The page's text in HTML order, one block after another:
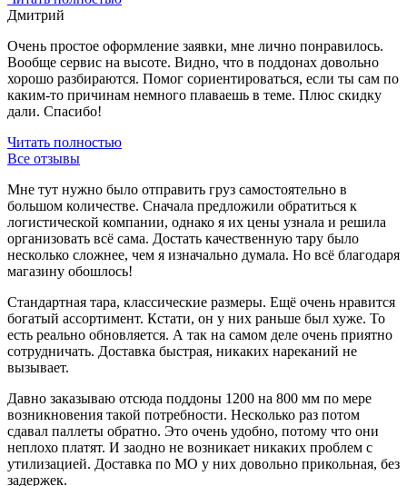
Дмитрий
Очень простое оформление заявки, мне лично понравилось.
Вообще сервис на высоте. Видно, что в поддонах довольно
хорошо разбираются. Помог сориентироваться, если ты сам по
каким-то причинам немного плаваешь в теме. Плюс скидку
дали. Спасибо!
Читать полностью
Все отзывы
Мне тут нужно было отправить груз самостоятельно в
большом количестве. Сначала предложили обратиться к
логистической компании, однако я их цены узнала и решила
организовать всё сама. Достать качественную тару было
несколько сложнее, чем я изначально думала. Но всё благодаря
магазину обошлось!
Стандартная тара, классические размеры. Ещё очень нравится
богатый ассортимент. Кстати, он у них раньше был хуже. То
есть реально обновляется. А так на самом деле очень приятно
сотрудничать. Доставка быстрая, никаких нареканий не
вызывает.
Давно заказываю отсюда поддоны 1200 на 800 мм по мере
возникновения такой потребности. Несколько раз потом
сдавал паллеты обратно. Это очень удобно, потому что они
неплохо платят. И заодно не возникает никаких проблем с
утилизацией. Доставка по МО у них довольно прикольная, без
задержек.